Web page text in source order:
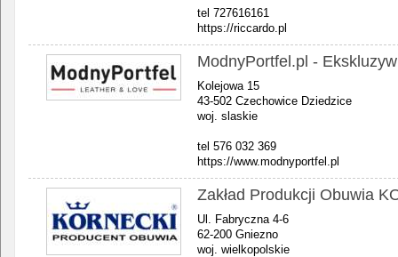
tel 727616161
https://riccardo.pl
ModnyPortfel.pl -
Kolejowa 15
43-502 Czechowice Dziedzice
woj. slaskie
tel 576 032 369
https://www.modnyportfel.pl
Zakład Produkcji Obuwia
Ul. Fabryczna 4-6
62-200 Gniezno
woj. wielkopolskie